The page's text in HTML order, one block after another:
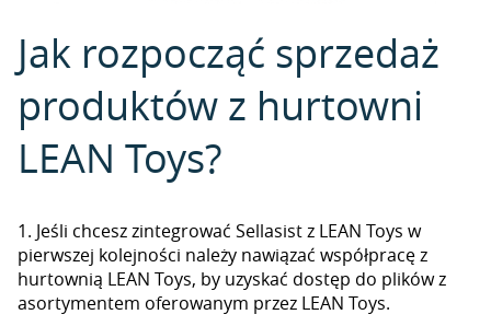
Jak rozpocząć sprzedaż
produktów z hurtowni
LEAN Toys?
1. Jeśli chcesz zintegrować Sellasist z LEAN Toys w
pierwszej kolejności należy nawiązać współpracę z
hurtownią LEAN Toys, by uzyskać dostęp do plików z
asortymentem oferowanym przez LEAN Toys.